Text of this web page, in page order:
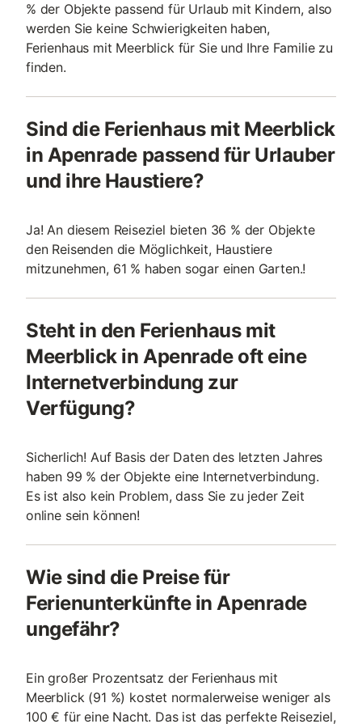
% der Objekte passend für Urlaub mit Kindern, also
werden Sie keine Schwierigkeiten haben,
Ferienhaus mit Meerblick für Sie und Ihre Familie zu
finden.
Sind die Ferienhaus mit Meerblick
in Apenrade passend für Urlauber
und ihre Haustiere?
Ja! An diesem Reiseziel bieten 36 % der Objekte
den Reisenden die Möglichkeit, Haustiere
mitzunehmen, 61 % haben sogar einen Garten.!
Steht in den Ferienhaus mit
Meerblick in Apenrade oft eine
Internetverbindung zur
Verfügung?
Sicherlich! Auf Basis der Daten des letzten Jahres
haben 99 % der Objekte eine Internetverbindung.
Es ist also kein Problem, dass Sie zu jeder Zeit
online sein können!
Wie sind die Preise für
Ferienunterkünfte in Apenrade
ungefähr?
Ein großer Prozentsatz der Ferienhaus mit
Meerblick (91 %) kostet normalerweise weniger als
100 € für eine Nacht. Das ist das perfekte Reiseziel,